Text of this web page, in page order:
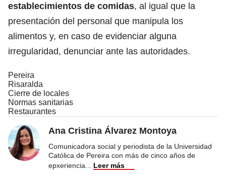
establecimientos de comidas, al igual que la
presentación del personal que manipula los
alimentos y, en caso de evidenciar alguna
irregularidad, denunciar ante las autoridades.
Pereira
Risaralda
Cierre de locales
Normas sanitarias
Restaurantes
Ana Cristina Álvarez Montoya
Comunicadora social y periodista de la Universidad
Católica de Pereira con más de cinco años de
epxeriencia
Leer más